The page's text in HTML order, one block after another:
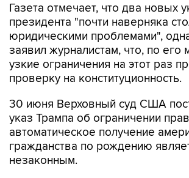
Газета отмечает, что два новых
президента "почти наверняка
юридическими проблемами",
заявил журналистам, что, по
узкие ограничения на этот раз
проверку на конституционность.
30 июня Верховный суд США
указ Трампа об ограничении
автоматическое получение
гражданства по рождению
незаконным.